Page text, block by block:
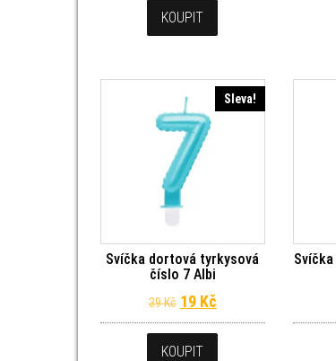
KOUPIT
Sleva!
Svíčka dortová tyrkysová
číslo 7 Albi
39Kč Původní cena byla: 39
19 KčAktuální cena je:
KOUPIT